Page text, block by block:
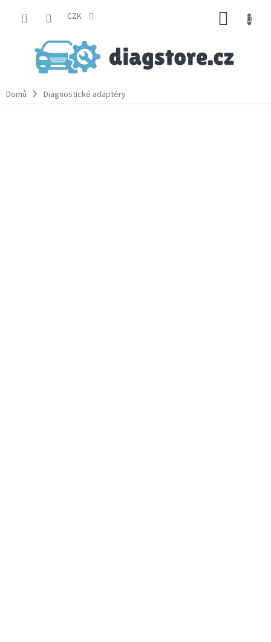
CZK
Domů Diagnostické adaptéry